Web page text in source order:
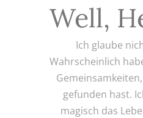
Well,
Ich glaube
Wahrscheinlich
gefunden hast.
magisch das